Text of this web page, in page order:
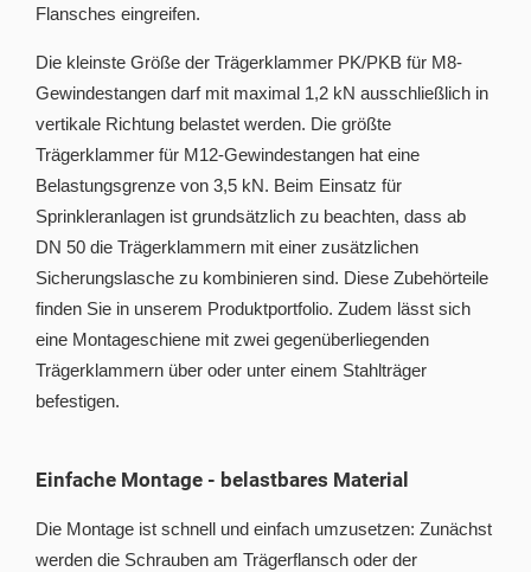
Flansches eingreifen.
Die kleinste Größe der Trägerklammer PK/PKB für M8-
Gewindestangen darf mit maximal 1,2 kN ausschließlich in
vertikale Richtung belastet werden. Die größte
Trägerklammer für M12-Gewindestangen hat eine
Belastungsgrenze von 3,5 kN. Beim Einsatz für
Sprinkleranlagen ist grundsätzlich zu beachten, dass ab
DN 50 die Trägerklammern mit einer zusätzlichen
Sicherungslasche zu kombinieren sind. Diese Zubehörteile
finden Sie in unserem Produktportfolio. Zudem lässt sich
eine Montageschiene mit zwei gegenüberliegenden
Trägerklammern über oder unter einem Stahlträger
befestigen.
Einfache Montage - belastbares Material
Die Montage ist schnell und einfach umzusetzen: Zunächst
werden die Schrauben am Trägerflansch oder der